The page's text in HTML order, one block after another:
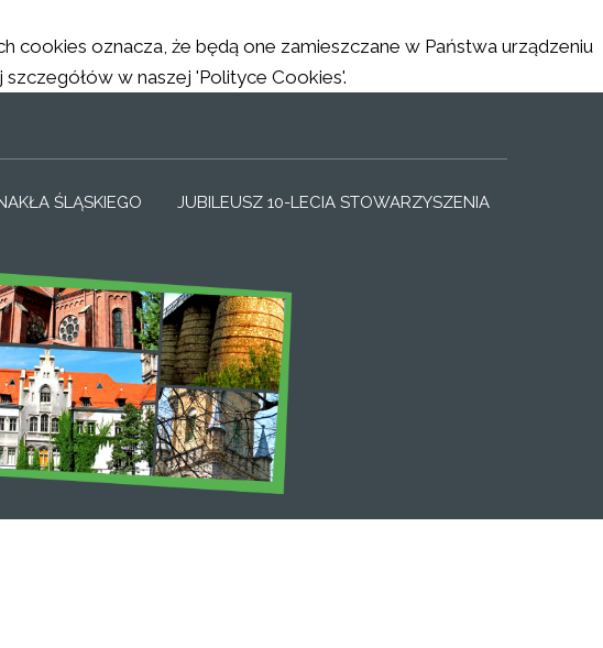
oznacza, że będą one zamieszczane w Państwa urządzeniu
w naszej 'Polityce Cookies'.
ŚLĄSKIEGO JUBILEUSZ 10-LECIA STOWARZYSZENIA